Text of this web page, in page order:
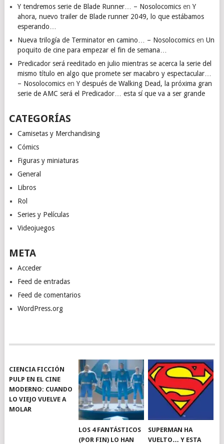
Y tendremos serie de Blade Runner… – Nosolocomicsen Y
ahora, nuevo trailer de Blade runner 2049, lo que estábamos
esperando…
Nueva trilogía de Terminator en camino… – Nosolocomicsen Un
poquito de cine para empezar el fin de semana…
Predicador será reeditado en julio mientras se acerca la serie del
mismo título en algo que promete ser macabro y espectacular…
– Nosolocomicsen Y después de Walking Dead, la próxima gran
serie de AMC será el Predicador… esta sí que va a ser grande
CATEGORÍAS
Camisetas y Merchandising
Cómics
Figuras y miniaturas
General
Libros
Rol
Series y Películas
Videojuegos
META
Acceder
Feed de entradas
Feed de comentarios
WordPress.org
CIENCIA FICCIÓN
PULP EN EL CINE
MODERNO: CUANDO
LO VIEJO VUELVE A
MOLAR
LOS 4 FANTÁSTICOS
(POR FIN) LO HAN
SUPERMAN HA
VUELTO… Y ESTA